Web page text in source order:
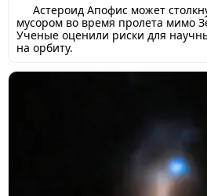
Астероид Апофис может
мусором во время пролета мимо
Ученые оценили риски для
на орбиту.